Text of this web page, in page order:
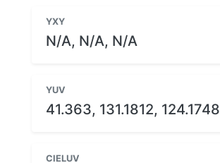
YXY
N/A, N/A, N/A
YUV
41.363, 131.1812, 124.1748
CIELUV